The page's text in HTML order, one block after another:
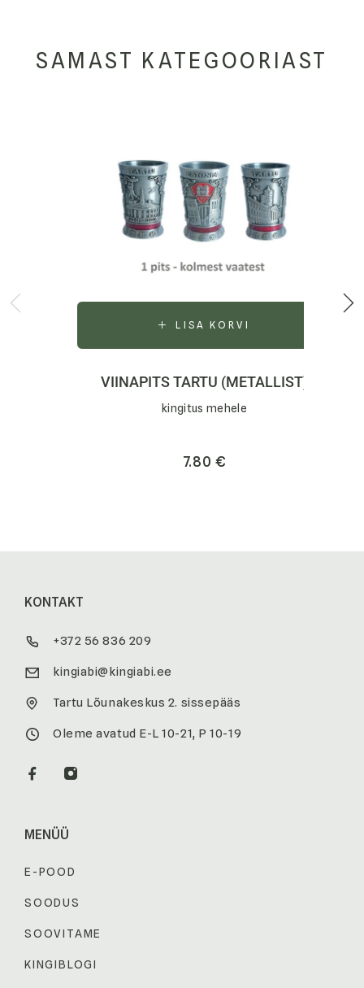
SAMAST KATEGOORIAST
LISA KORVI
VIINAPITS TARTU (METALLIST)
kingitus mehele
7.80 €
KONTAKT
+372 56 836 209
kingiabi@kingiabi.ee
Tartu Lõunakeskus 2. sissepääs
Oleme avatud E-L 10-21, P 10-19
MENÜÜ
E-POOD
SOODUS
SOOVITAME
KINGIBLOGI